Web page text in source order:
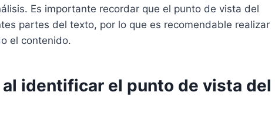
Es importante recordar que el punto de vista del
partes del texto, por lo que es recomendable realizar
el contenido.
identificar el punto de vista del